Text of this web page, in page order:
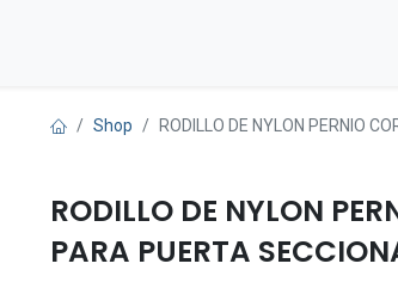
Shop RODILLO DE NYLON PERNIO
RODILLO DE NYLON
PARA PUERTA